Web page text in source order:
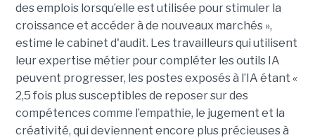
des emplois lorsqu’elle est utilisée pour stimuler la
croissance et accéder à de nouveaux marchés »,
estime le cabinet d'audit. Les travailleurs qui utilisent
leur expertise métier pour compléter les outils IA
peuvent progresser, les postes exposés à l’IA étant «
2,5 fois plus susceptibles de reposer sur des
compétences comme l’empathie, le jugement et la
créativité, qui deviennent encore plus précieuses à